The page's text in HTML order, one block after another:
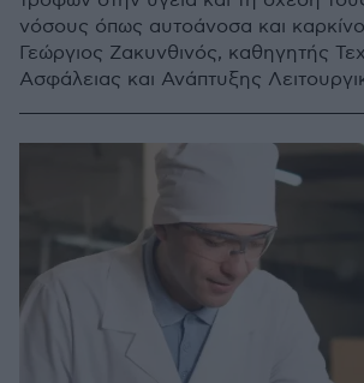
νόσους όπως αυτοάνοσα και
Γεώργιος Ζακυνθινός, καθηγητής
Ασφάλειας και Ανάπτυξης